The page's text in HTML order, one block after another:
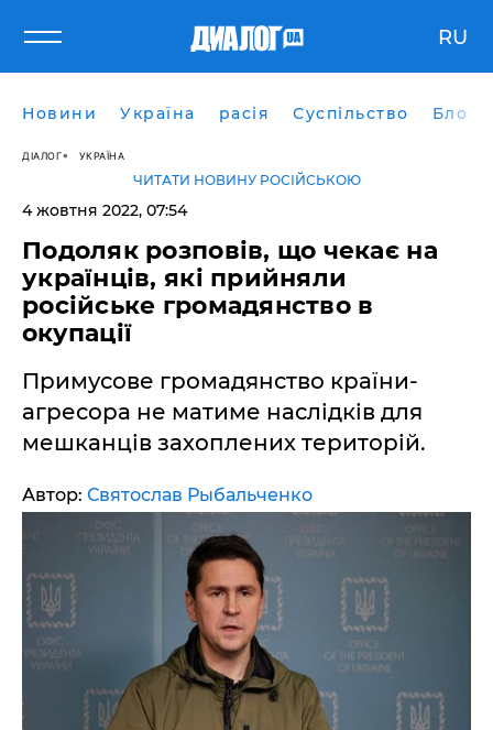
RU
Новини Україна расія Суспільство Блоги
ДІАЛОГ УКРАЇНА
ЧИТАТИ НОВИНУ РОСІЙСЬКОЮ
4 жовтня 2022, 07:54
Подоляк розповів, що чекає на
українців, які прийняли
російське громадянство в
окупації
Примусове громадянство країни-
агресора не матиме наслідків для
мешканців захоплених територій.
Автор: Святослав Рыбальченко